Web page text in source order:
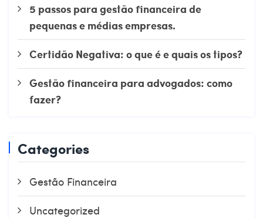
5 passos para gestão financeira de
pequenas e médias empresas.
Certidão Negativa: o que é e quais os tipos?
Gestão financeira para advogados: como
fazer?
Categories
Gestão Financeira
Uncategorized